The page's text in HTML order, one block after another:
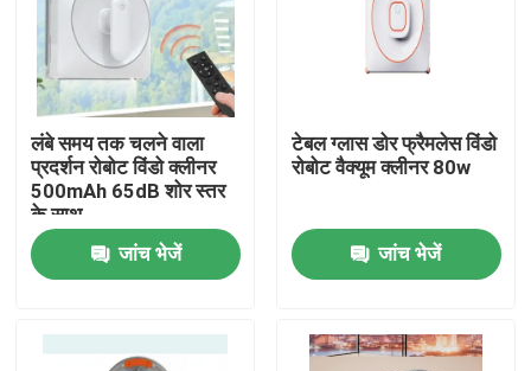
घर
लंबे समय तक चलने वाला
प्रदर्शन रोबोट विंडो क्लीनर
500mAh 65dB शोर स्तर
के साथ
जांच भेजें
टेबल ग्लास डोर फ्रैमलेस विंडो
रोबोट वैक्यूम क्लीनर 80w
जांच भेजें